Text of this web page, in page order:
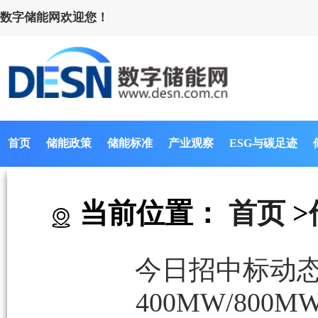
数字储能网欢迎您！
首页 储能政策 储能标准 产业观察 ESG与碳足迹
当前位置： 首页 >
今日招中标动
400MW/